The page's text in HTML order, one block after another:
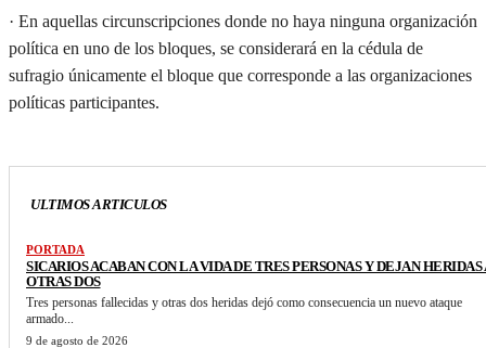
· En aquellas circunscripciones donde no haya ninguna organización
política en uno de los bloques, se considerará en la cédula de
sufragio únicamente el bloque que corresponde a las organizaciones
políticas participantes.
ULTIMOS ARTICULOS
PORTADA
SICARIOS ACABAN CON LA VIDA DE TRES PERSONAS Y DEJAN HERIDAS
OTRAS DOS
Tres personas fallecidas y otras dos heridas dejó como consecuencia un nuevo ataque
armado...
9 de agosto de 2026